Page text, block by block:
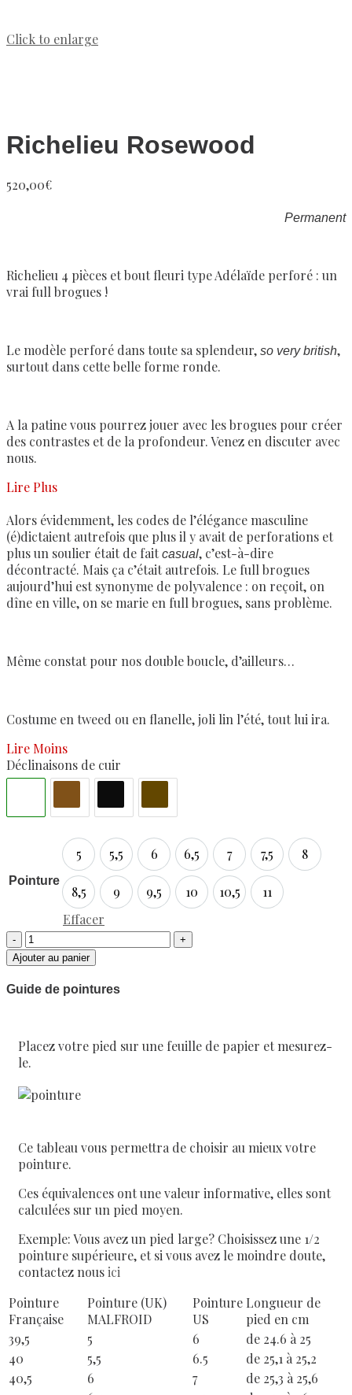
Click to enlarge
Richelieu Rosewood
520,00€
Permanent
Richelieu 4 pièces et bout fleuri type Adélaïde perforé : un
vrai full brogues !
Le modèle perforé dans toute sa splendeur, so very british,
surtout dans cette belle forme ronde.
A la patine vous pourrez jouer avec les brogues pour créer
des contrastes et de la profondeur. Venez en discuter avec
nous.
Lire Plus
Alors évidemment, les codes de l’élégance masculine
(é)dictaient autrefois que plus il y avait de perforations et
plus un soulier était de fait casual, c’est-à-dire
décontracté. Mais ça c’était autrefois. Le full brogues
aujourd’hui est synonyme de polyvalence : on reçoit, on
dîne en ville, on se marie en full brogues, sans problème.
Même constat pour nos double boucle, d’ailleurs…
Costume en tweed ou en flanelle, joli lin l’été, tout lui ira.
Lire Moins
Déclinaisons de cuir
Pointure
5
5 5,55,5 6
6 6,56,5 7
7 7,57,5 8
8
8,58,5 9
9 9,59,5 1010 10,5
10,5 11
11
Effacer
Ajouter au panier
Guide de pointures
Placez votre pied sur une feuille de papier et mesurez-
le.
Ce tableau vous permettra de choisir au mieux votre
pointure.
Ces équivalences ont une valeur informative, elles sont
calculées sur un pied moyen.
Exemple: Vous avez un pied large? Choisissez une 1/2
pointure supérieure, et si vous avez le moindre doute,
contactez nousici
Pointure
Française
Pointure (UK)
MALFROID
Pointure
US
Longueur de
pied en cm
39,5
5 6
de 24.6 à 25
40
5,5 6.5
de 25,1 à 25,2
40,5
6 7
de 25,3 à 25,6